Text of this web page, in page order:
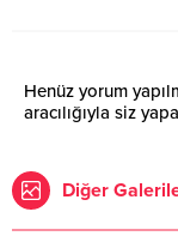
Henüz yorum
aracılığıyla siz
Diğer